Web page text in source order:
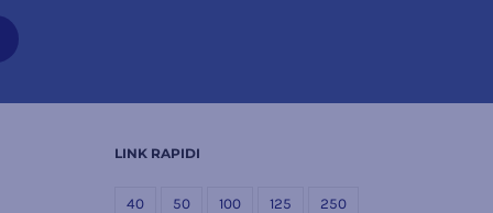
LINK RAPIDI
40 50 100 125 250